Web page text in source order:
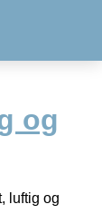
og
luftig og